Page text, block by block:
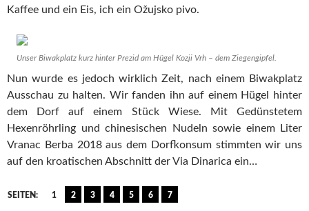
Kaffee und ein Eis, ich ein Ožujsko pivo.
Unser Biwakplatz kurz hinter Prezid am Hügel Kozji Vrh – dem Ziegengipfel.
Nun wurde es jedoch wirklich Zeit, nach einem Biwakplatz
Ausschau zu halten. Wir fanden ihn auf einem Hügel hinter
dem Dorf auf einem Stück Wiese. Mit Gedünstetem
Hexenröhrling und chinesischen Nudeln sowie einem Liter
Vranac Berba 2018 aus dem Dorfkonsum stimmten wir uns
auf den kroatischen Abschnitt der Via Dinarica ein…
SEITEN: 1 2 3 4 5 6 7